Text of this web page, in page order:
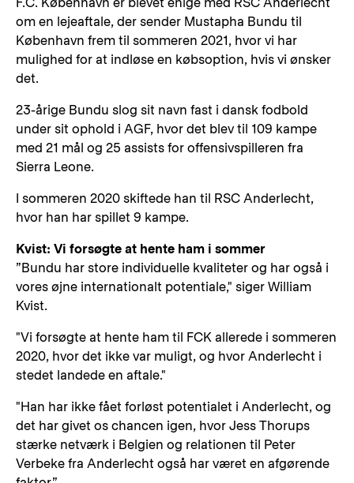
om en lejeaftale, der sender Mustapha Bundu til
København frem til sommeren 2021, hvor vi har
mulighed for at indløse en købsoption, hvis vi ønsker
det.
23-årige Bundu slog sit navn fast i dansk fodbold
under sit ophold i AGF, hvor det blev til 109 kampe
med 21 mål og 25 assists for offensivspilleren fra
Sierra Leone.
I sommeren 2020 skiftede han til RSC Anderlecht,
hvor han har spillet 9 kampe.
Kvist: Vi forsøgte at hente ham i sommer
”Bundu har store individuelle kvaliteter og har også i
vores øjne internationalt potentiale," siger William
Kvist.
"Vi forsøgte at hente ham til FCK allerede i sommeren
2020, hvor det ikke var muligt, og hvor Anderlecht i
stedet landede en aftale."
"Han har ikke fået forløst potentialet i Anderlecht, og
det har givet os chancen igen, hvor Jess Thorups
stærke netværk i Belgien og relationen til Peter
Verbeke fra Anderlecht også har været en afgørende